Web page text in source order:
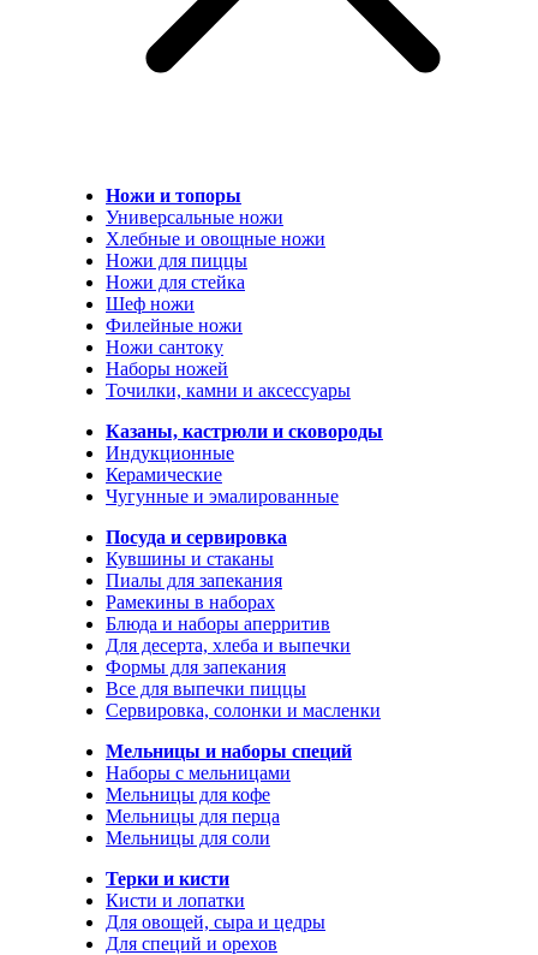
Ножи и топоры
Универсальные ножи
Хлебные и овощные ножи
Ножи для пиццы
Ножи для стейка
Шеф ножи
Филейные ножи
Ножи сантоку
Наборы ножей
Точилки, камни и аксессуары
Казаны, кастрюли и сковороды
Индукционные
Керамические
Чугунные и эмалированные
Посуда и сервировка
Кувшины и стаканы
Пиалы для запекания
Рамекины в наборах
Блюда и наборы аперритив
Для десерта, хлеба и выпечки
Формы для запекания
Все для выпечки пиццы
Сервировка, солонки и масленки
Мельницы и наборы специй
Наборы с мельницами
Мельницы для кофе
Мельницы для перца
Мельницы для соли
Терки и кисти
Кисти и лопатки
Для овощей, сыра и цедры
Для специй и орехов